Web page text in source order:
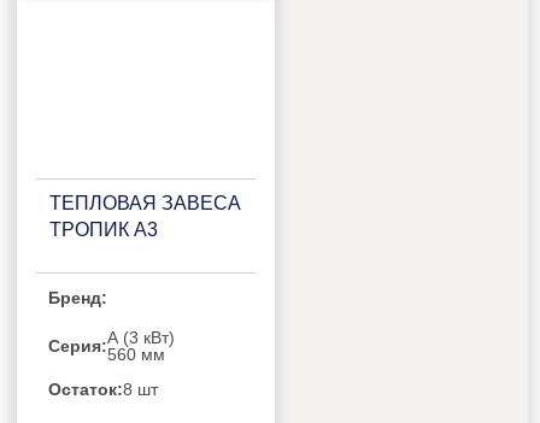
ТЕПЛОВАЯ ЗАВЕСА
ТРОПИК А3
Бренд:
Серия:А (3 кВт)
560 мм
Остаток:8 шт